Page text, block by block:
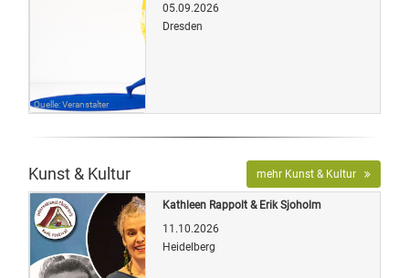
Quelle: Veranstalter
05.09.2026
Dresden
Kunst & Kultur mehr Kunst & Kultur
Kathleen Rappolt & Erik Sjoholm
11.10.2026
Heidelberg